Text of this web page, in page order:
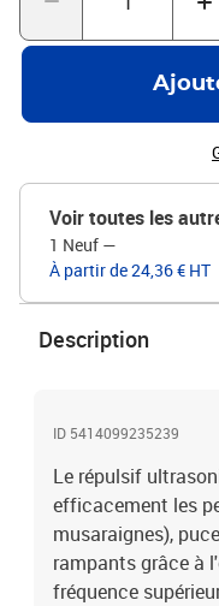
jusqu'à 45 m² Avec
heures Sans danger pour
poissons Pour usage
Voir toutes les
1 Neuf —
À partir de 24,36 € HT
Description
ID 5414099235239
Le répulsif
efficacement les
musaraignes),
rampants grâce à
fréquence